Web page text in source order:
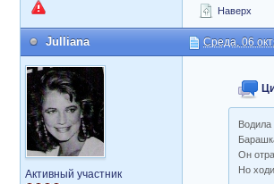
Наверх
Julliana Среда, 06
Активный участник
Водила
Он
Но